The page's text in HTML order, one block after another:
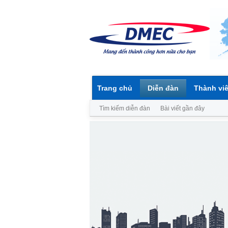
Trang chủ Diễn đàn
Tìm kiếm diễn đàn Bài viết gần đây
Thành